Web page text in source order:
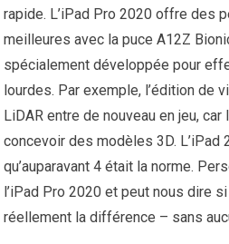
rapide. L’iPad Pro 2020 offre des
meilleures avec la puce A12Z
spécialement développée pour
lourdes. Par exemple, l’édition de
LiDAR entre de nouveau en jeu,
concevoir des modèles 3D. L’iPad
qu’auparavant 4 était la norme.
l’iPad Pro 2020 et peut nous dire
réellement la différence – sans